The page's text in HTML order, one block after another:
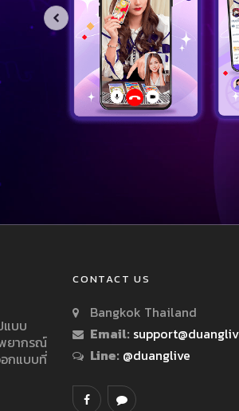
แบบ
ยากรณ์
กแบบที่
CONTACT US
Bangkok Thailand
Email:
Line: @duanglive